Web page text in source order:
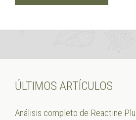
ÚLTIMOS ARTÍCULOS
Análisis completo de Reactine